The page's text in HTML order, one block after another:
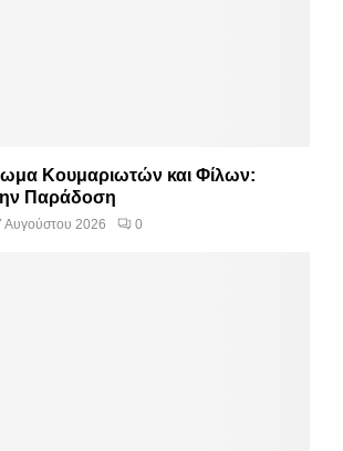
Κουμαριωτών και Φίλων:
Παράδοση
Αυγούστου 2026 0